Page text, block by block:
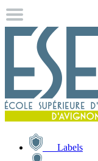
Labels